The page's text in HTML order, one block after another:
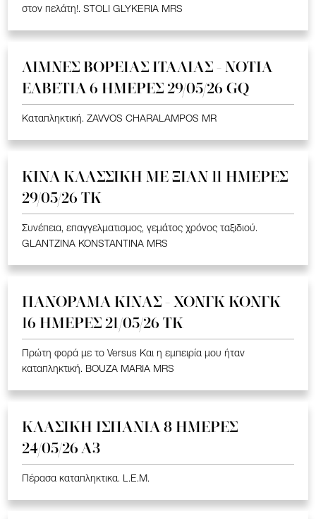
στον πελάτη!. STOLI GLYKERIA MRS
ΛΙΜΝΕΣ ΒΟΡΕΙΑΣ ΙΤΑΛΙΑΣ - ΝΟΤΙΑ
ΕΛΒΕΤΙΑ 6 ΗΜΕΡΕΣ 29/05/26 GQ
Καταπληκτική. ZAVVOS CHARALAMPOS MR
ΚΙΝΑ KΛΑΣΣΙΚΗ ME ΞΙΑΝ 11 ΗΜΕΡΕΣ
29/05/26 ΤΚ
Συνέπεια, επαγγελματισμος, γεμάτος χρόνος ταξιδιού.
GLANTZINA KONSTANTINA MRS
ΠΑΝΟΡΑΜΑ ΚΙΝΑΣ - ΧΟΝΓΚ ΚΟΝΓΚ
16 ΗΜΕΡΕΣ 21/05/26 TK
Πρώτη φορά με το Versus Και η εμπειρία μου ήταν
καταπληκτική. BOUZA MARIA MRS
ΚΛΑΣΙΚΗ ΙΣΠΑΝΙΑ 8 ΗΜΕΡΕΣ
24/05/26 Α3
Πέρασα καταπληκτικα. L.E.M.